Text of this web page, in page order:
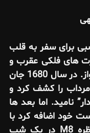
برای سفر به قلب
های فلکی عقرب و
قوس با اجرام غیرستاره ای چشم نواز. در سال 1680 جان
را کشف کرد و
نامید. اما بعد ها
خود اضافه کرد با
نام اختصاری M8 مشهور شد. منظره M8 در یک شب